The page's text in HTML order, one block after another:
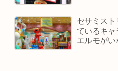
セサミスト
ているキ
エルモがい